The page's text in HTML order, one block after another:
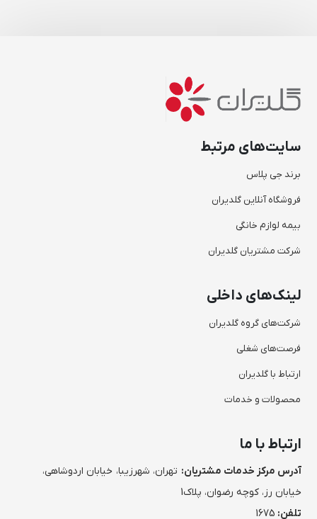
سایت‌های مرتبط
برند جی پلاس
فروشگاه آنلاین گلدیران
بیمه لوازم خانگی
شرکت مشتریان گلدیران
لینک‌های داخلی
شرکت‌های گروه گلدیران
فرصت‌های شغلی
ارتباط با گلدیران
محصولات و خدمات
ارتباط با ما
آدرس مرکز خدمات مشتریان: تهران، شهرزیبا، خیابان اردوشاهی،
خیابان رز، کوچه رضوان، پلاک1
تلفن: 1675